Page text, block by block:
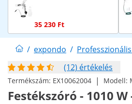
35 230 Ft
/ expondo /
(12) értékelés
Termékszám: EX10062004 | Modell:
Festékszóró - 1010